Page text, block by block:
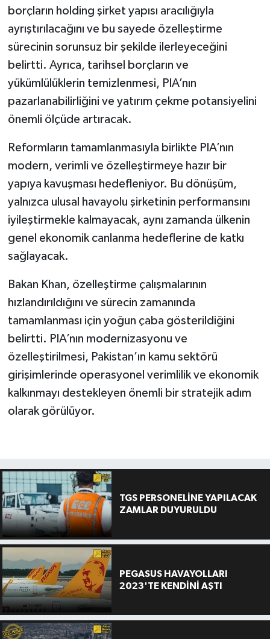
borçların holding şirket yapısı aracılığıyla
ayrıştırılacağını ve bu sayede özelleştirme
sürecinin sorunsuz bir şekilde ilerleyeceğini
belirtti. Ayrıca, tarihsel borçların ve
yükümlülüklerin temizlenmesi, PIA’nın
pazarlanabilirliğini ve yatırım çekme potansiyelini
önemli ölçüde artıracak.
Reformların tamamlanmasıyla birlikte PIA’nın
modern, verimli ve özelleştirmeye hazır bir
yapıya kavuşması hedefleniyor. Bu dönüşüm,
yalnızca ulusal havayolu şirketinin performansını
iyileştirmekle kalmayacak, aynı zamanda ülkenin
genel ekonomik canlanma hedeflerine de katkı
sağlayacak.
Bakan Khan, özelleştirme çalışmalarının
hızlandırıldığını ve sürecin zamanında
tamamlanması için yoğun çaba gösterildiğini
belirtti. PIA’nın modernizasyonu ve
özelleştirilmesi, Pakistan’ın kamu sektörü
girişimlerinde operasyonel verimlilik ve ekonomik
kalkınmayı destekleyen önemli bir stratejik adım
olarak görülüyor.
TGS PERSONELİNE YAPILACAK
ZAMLAR DUYURULDU
PEGASUS HAVAYOLLARI
2023'TE KENDİNİ AŞTI